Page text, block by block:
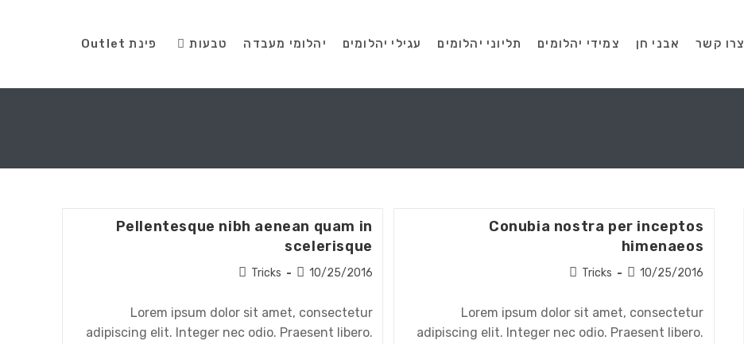
פינת Outlet טבעות יהלומי מעבדה עגילי יהלומים תליוני יהלומים צמידי יהלומים אבני חן צרו קשר
Conubia nostra per inceptos
himenaeos
10/25/2016
Tricks
Lorem ipsum dolor sit amet, consectetur
adipiscing elit. Integer nec odio. Praesent libero.
Pellentesque nibh aenean quam in
scelerisque
10/25/2016
Tricks
Lorem ipsum dolor sit amet, consectetur
adipiscing elit. Integer nec odio. Praesent libero.